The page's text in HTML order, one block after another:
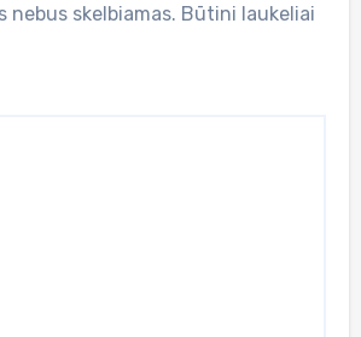
nebus skelbiamas. Būtini laukeliai